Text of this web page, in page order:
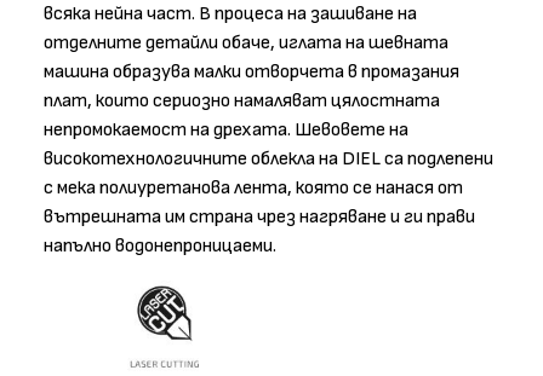
всяка нейна част. В процеса на зашиване на
отделните детайли обаче, иглата на шевната
машина образува малки отворчета в промазания
плат, които сериозно намаляват цялостната
непромокаемост на дрехата. Шевовете на
високотехнологичните облекла на DIEL са подлепени
с мека полиуретанова лента, която се нанася от
вътрешната им страна чрез нагряване и ги прави
напълно водонепроницаеми.